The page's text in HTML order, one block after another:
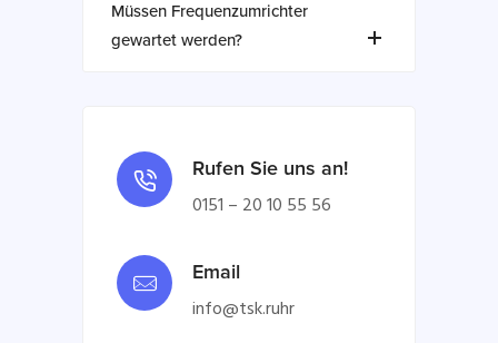
Müssen Frequenzumrichter
gewartet werden?
Rufen Sie uns an!
0151 – 20 10 55 56
Email
info@tsk.ruhr